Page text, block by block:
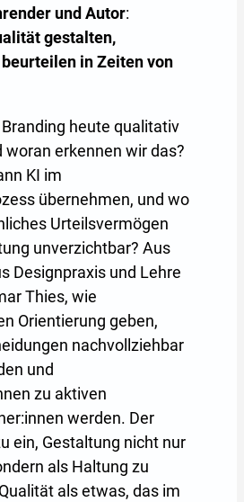
und Autor:
gestalten,
in Zeiten von
heute qualitativ
woran erkennen wir das?
KI im
übernehmen, und wo
Urteilsvermögen
unverzichtbar? Aus
Designpraxis und Lehre
Thies, wie
Orientierung geben,
nachvollziehbar
und
zu aktiven
werden. Der
ein, Gestaltung nicht nur
als Haltung zu
als etwas, das im